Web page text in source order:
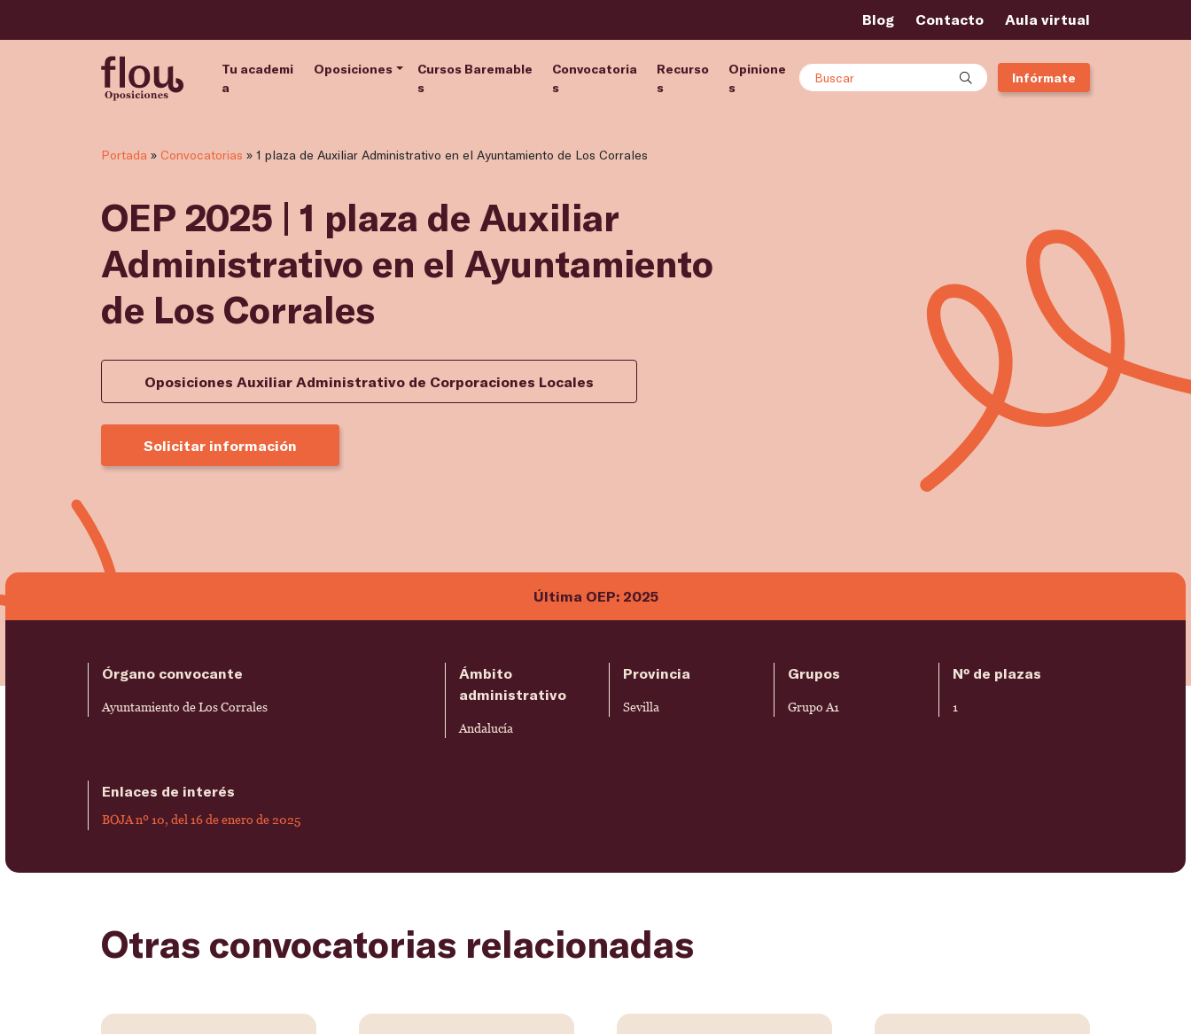
Blog Contacto Aula virtual
Tu academi
a
Oposiciones
Cursos Baremable
s
Convocatoria
s
Recurso
s
Opinione
s
Buscar Infórmate
Portada » Convocatorias » 1 plaza de Auxiliar Administrativo en el Ayuntamiento de Los Corrales
OEP 2025 | 1 plaza de Auxiliar
Administrativo en el Ayuntamiento
de Los Corrales
Oposiciones Auxiliar Administrativo de Corporaciones Locales
Solicitar información
Última OEP: 2025
Órgano convocante
Ayuntamiento de Los Corrales
Ámbito
administrativo
Andalucía
Provincia
Sevilla
Grupos
Grupo A1
Nº de plazas
1
Enlaces de interés
BOJA nº 10, del 16 de enero de 2025
Otras convocatorias relacionadas